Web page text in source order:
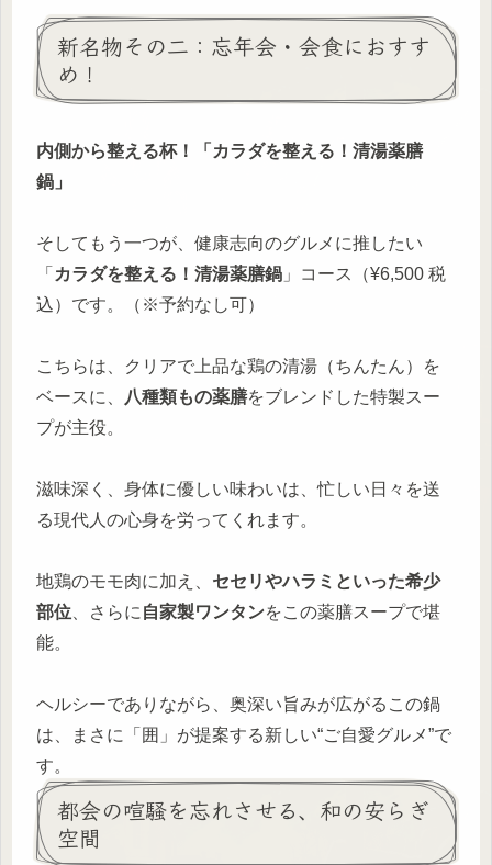
新名物その二：忘年会・会食におすす
め！
内側から整える杯！「カラダを整える！清湯薬膳
鍋」
そしてもう一つが、健康志向のグルメに推したい
「 カラダを整える！清湯薬膳鍋 」コース（¥6,500 税
込）です。（※予約なし可）
こちらは、クリアで上品な鶏の清湯（ちんたん）を
ベースに、
八種類もの薬膳をブレンドした特製スー
プが主役。
滋味深く、身体に優しい味わいは、忙しい日々を送
る現代人の心身を労ってくれます。
地鶏のモモ肉に加え、 セセリやハラミといった希少
部位 、さらに 自家製ワンタンをこの薬膳スープで堪
能。
ヘルシーでありながら、奥深い旨みが広がるこの鍋
は、まさに「囲」が提案する新しい“ご自愛グルメ”で
す。
都会の喧騒を忘れさせる、和の安らぎ
空間